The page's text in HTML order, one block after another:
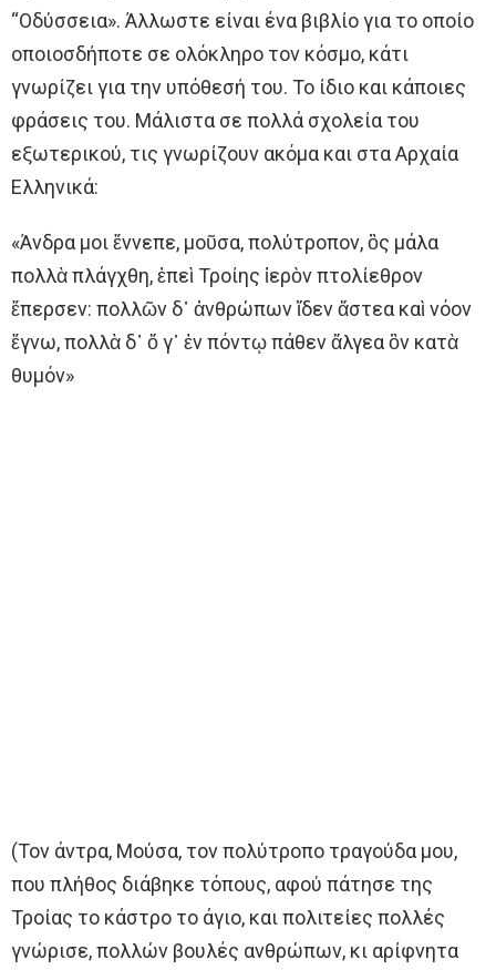
“Οδύσσεια». Άλλωστε είναι ένα βιβλίο για το οποίο
οποιοσδήποτε σε ολόκληρο τον κόσμο, κάτι
γνωρίζει για την υπόθεσή του. Το ίδιο και κάποιες
φράσεις του. Μάλιστα σε πολλά σχολεία του
εξωτερικού, τις γνωρίζουν ακόμα και στα Αρχαία
Ελληνικά:
«Άνδρα μοι ἔννεπε, μοῦσα, πολύτροπον, ὃς μάλα
πολλὰ πλάγχθη, ἐπεὶ Τροίης ἱερὸν πτολίεθρον
ἔπερσεν: πολλῶν δ᾿ ἀνθρώπων ἴδεν ἄστεα καὶ νόον
ἔγνω, πολλὰ δ᾿ ὅ γ᾿ ἐν πόντῳ πάθεν ἄλγεα ὃν κατὰ
θυμόν»
(Τον άντρα, Μούσα, τον πολύτροπο τραγούδα μου,
που πλήθος διάβηκε τόπους, αφού πάτησε της
Τροίας το κάστρο το άγιο, και πολιτείες πολλές
γνώρισε, πολλών βουλές ανθρώπων, κι αρίφνητα